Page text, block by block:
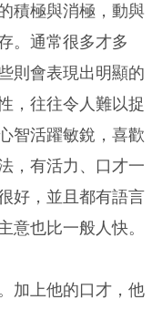
積極與消極，動與
。通常很多才多
則會表現出明顯的
，往往令人難以捉
智活躍敏銳，喜歡
，有活力、口才一
好，並且都有語言
意也比一般人快。
加上他的口才，他